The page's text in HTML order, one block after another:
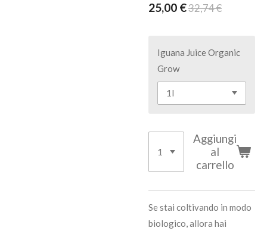
25,00 €32,74 €
Iguana Juice Organic
Grow
Aggiungi
al
carrello
Se stai coltivando in modo
biologico, allora hai